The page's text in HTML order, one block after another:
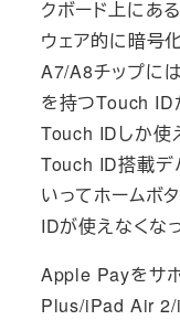
クボード上にあ
ウェア的に暗号
A7/A8チップに
を持つTouch ID
Touch IDしか使
Touch ID搭載デ
いってホームボ
IDが使えなくな
Apple Payをサ
Plus/iPad Air 2/